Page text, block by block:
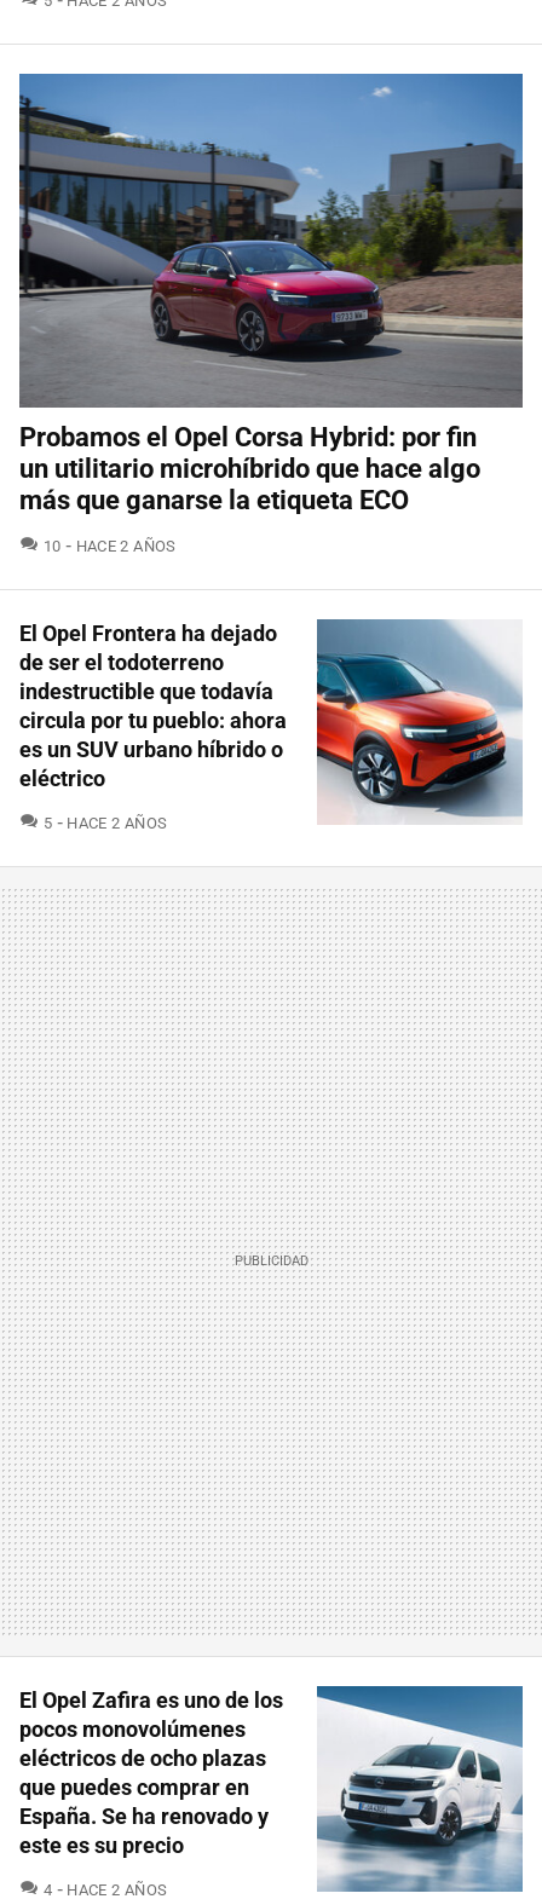
Probamos el Opel Corsa Hybrid: por fin
un utilitario microhíbrido que hace algo
más que ganarse la etiqueta ECO
10 COMENTARIOS
HACE 2 AÑOS
El Opel Frontera ha dejado
de ser el todoterreno
indestructible que todavía
circula por tu pueblo: ahora
es un SUV urbano híbrido o
eléctrico
5 COMENTARIOS
HACE 2 AÑOS
El Opel Zafira es uno de los
pocos monovolúmenes
eléctricos de ocho plazas
que puedes comprar en
España. Se ha renovado y
este es su precio
4 COMENTARIOS
HACE 2 AÑOS